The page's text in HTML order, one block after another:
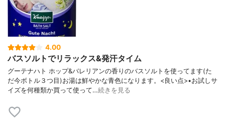
4.00
バスソルトでリラックス&発汗タイム
グーテナハト ホップ&バレリアンの香りのバスソルトを使ってます(た
だ今ボトル３つ目)お湯は鮮やかな青色になります。<良い点>•お試しサ
イズを何種類か買って使って…続きを見る